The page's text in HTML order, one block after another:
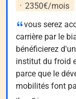
2350€/mois
vous serez
carrière par le
bénéficierez
institut du froid
parce que le
mobilités font